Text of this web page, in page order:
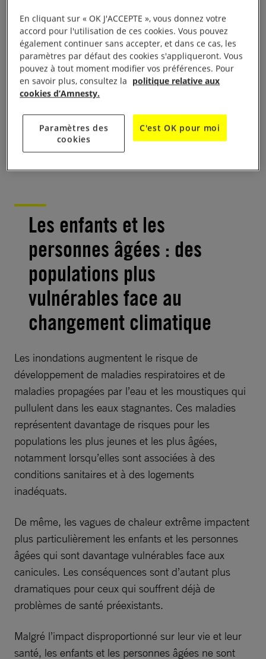
© Shakil Adil / Amnesty International
leurs maisons.
Notre méthode d’enquête :
Les enfants et les
personnes âgées : des
populations plus
vulnérables face au
changement climatique
Les inondations augmentent le risque de
développement de maladies respiratoires et de
maladies propagées par l’eau et les moustiques qui
pullulent dans les eaux stagnantes. Ces maladies
représentent davantage de risques pour les
populations les plus jeunes et les plus âgées,
notamment lorsqu’elles sont associées à des
conditions sanitaires et à des logements
inadéquats.
De même, les vagues de chaleur extrême impactent
plus particulièrement les enfants et les personnes
âgées qui sont davantage vulnérables face aux
canicules. Les conséquences sont d’autant plus
dramatiques pour ceux qui souffrent déjà de
problèmes de santé préexistants.
Malgré l’impact disproportionné sur leur vie et leur
santé, les enfants et les personnes âgées ne sont
En cliquant sur « OK J'ACCEPTE », vous donnez votre
accord pour l'utilisation de ces cookies. Vous pouvez
également continuer sans accepter, et dans ce cas, les
paramètres par défaut des cookies s'appliqueront. Vous
pouvez à tout moment modifier vos préférences. Pour
en savoir plus, consultez la politique relative aux
cookies d’Amnesty.
Paramètres des
cookies
C'est OK pour moi